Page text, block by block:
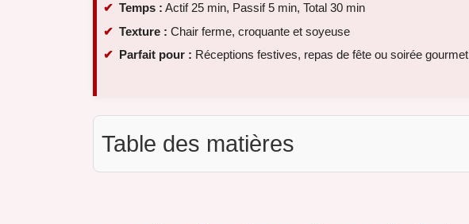
Temps : Actif 25 min, Passif 5 min, Total 30 min
Texture : Chair ferme, croquante et soyeuse
Parfait pour : Réceptions festives, repas de fête ou soirée gourmet
Table des matières